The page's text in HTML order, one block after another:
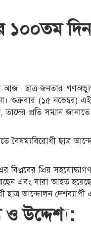
১০০তম
আজ। ছাত্র-জনতার
শুক্রবার (১৫ নভেম্বর)
প্রতি সম্মান
বৈষম্যবিরোধী ছাত্র
বিপ্লবের প্রিয়
এবং যারা আহত
ছাত্র আন্দোলন দেশব্যাপী
ও উদ্দেশ্য: